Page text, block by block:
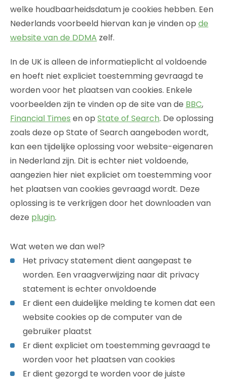
welke houdbaarheidsdatum je cookies hebben. Een
Nederlands voorbeeld hiervan kan je vinden op de
website van de DDMA zelf.
In de UK is alleen de informatieplicht al voldoende
en hoeft niet expliciet toestemming gevraagd te
worden voor het plaatsen van cookies. Enkele
voorbeelden zijn te vinden op de site van de BBC,
Financial Times en op State of Search. De oplossing
zoals deze op State of Search aangeboden wordt,
kan een tijdelijke oplossing voor website-eigenaren
in Nederland zijn. Dit is echter niet voldoende,
aangezien hier niet expliciet om toestemming voor
het plaatsen van cookies gevraagd wordt. Deze
oplossing is te verkrijgen door het downloaden van
deze plugin.
Wat weten we dan wel?
Het privacy statement dient aangepast te
worden. Een vraagverwijzing naar dit privacy
statement is echter onvoldoende
Er dient een duidelijke melding te komen dat een
website cookies op de computer van de
gebruiker plaatst
Er dient expliciet om toestemming gevraagd te
worden voor het plaatsen van cookies
Er dient gezorgd te worden voor de juiste